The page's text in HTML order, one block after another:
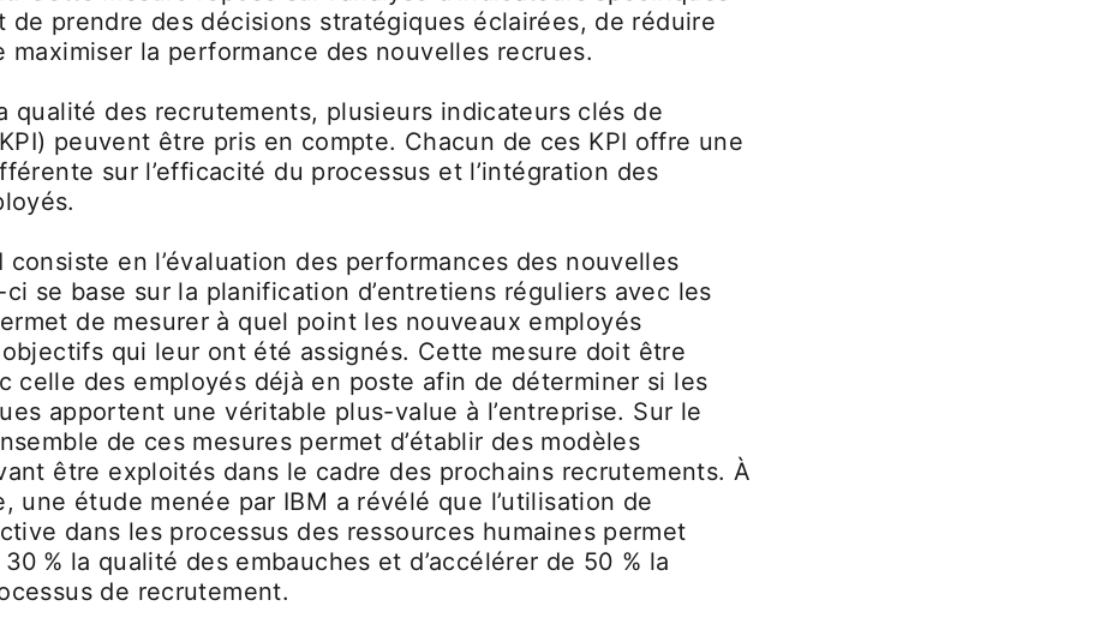
de prendre des décisions stratégiques éclairées, de réduire
maximiser la performance des nouvelles recrues.
qualité des recrutements, plusieurs indicateurs clés de
peuvent être pris en compte. Chacun de ces KPI offre une
sur l’efficacité du processus et l’intégration des
consiste en l’évaluation des performances des nouvelles
se base sur la planification d’entretiens réguliers avec les
de mesurer à quel point les nouveaux employés
qui leur ont été assignés. Cette mesure doit être
celle des employés déjà en poste afin de déterminer si les
apportent une véritable plus-value à l’entreprise. Sur le
de ces mesures permet d’établir des modèles
être exploités dans le cadre des prochains recrutements. À
une étude menée par IBM a révélé que l’utilisation de
dans les processus des ressources humaines permet
30 % la qualité des embauches et d’accélérer de 50 % la
de recrutement.